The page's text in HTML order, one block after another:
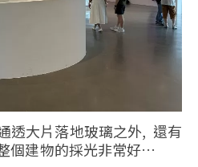
透大片落地玻璃之外, 還有
個建物的採光非常好…